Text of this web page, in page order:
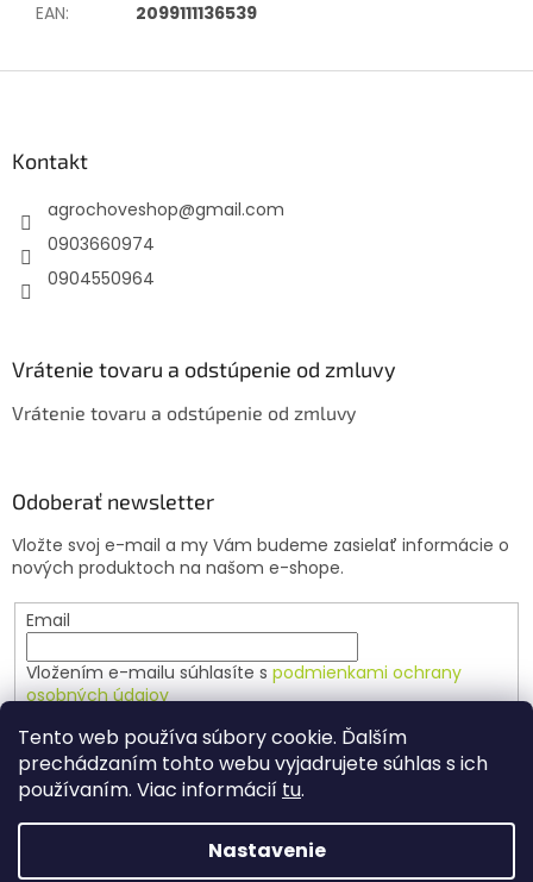
Tento web používa súbory cookie. Ďalším
prechádzaním tohto webu vyjadrujete súhlas s ich
používaním. Viac informácií tu.
Nastavenie
EAN: 2099111136539
Kontakt
agrochoveshop@gmail.com
0903660974
0904550964
Vrátenie tovaru a odstúpenie od zmluvy
Vrátenie tovaru a odstúpenie od zmluvy
Odoberať newsletter
Vložte svoj e-mail a my Vám budeme zasielať informácie o
nových produktoch na našom e-shope.
Email
Vložením e-mailu súhlasíte s podmienkami ochrany
osobných údajov
PRIHLÁSIŤ SA
Vytvoril Shoptet